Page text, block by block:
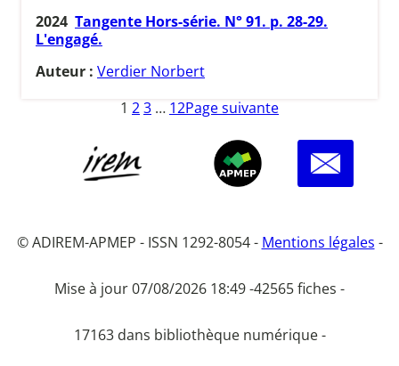
2024 Tangente Hors-série. N° 91. p. 28-29.
L'engagé.
Auteur : Verdier Norbert
1 23 … 12Page suivante
© ADIREM-APMEP - ISSN 1292-8054 - Mentions légales -
Mise à jour 07/08/2026 18:49 -42565 fiches -
17163 dans bibliothèque numérique -